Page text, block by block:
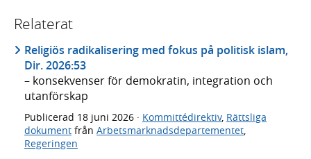
Relaterat
Religiös radikalisering med fokus på politisk islam,
Dir. 2026:53
– konsekvenser för demokratin, integration och
utanförskap
Publicerad 18 juni 2026 · Kommittédirektiv, Rättsliga
dokument från Arbetsmarknadsdepartementet,
Regeringen